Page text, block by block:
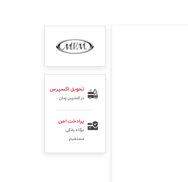
تحویل اکسپرس
در کمترین زمان
پرادخت امن
درگاه بانکی
مستقیم